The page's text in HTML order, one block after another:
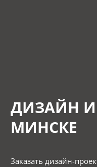
ДИЗАЙН
МИНСКЕ
Заказать дизайн-